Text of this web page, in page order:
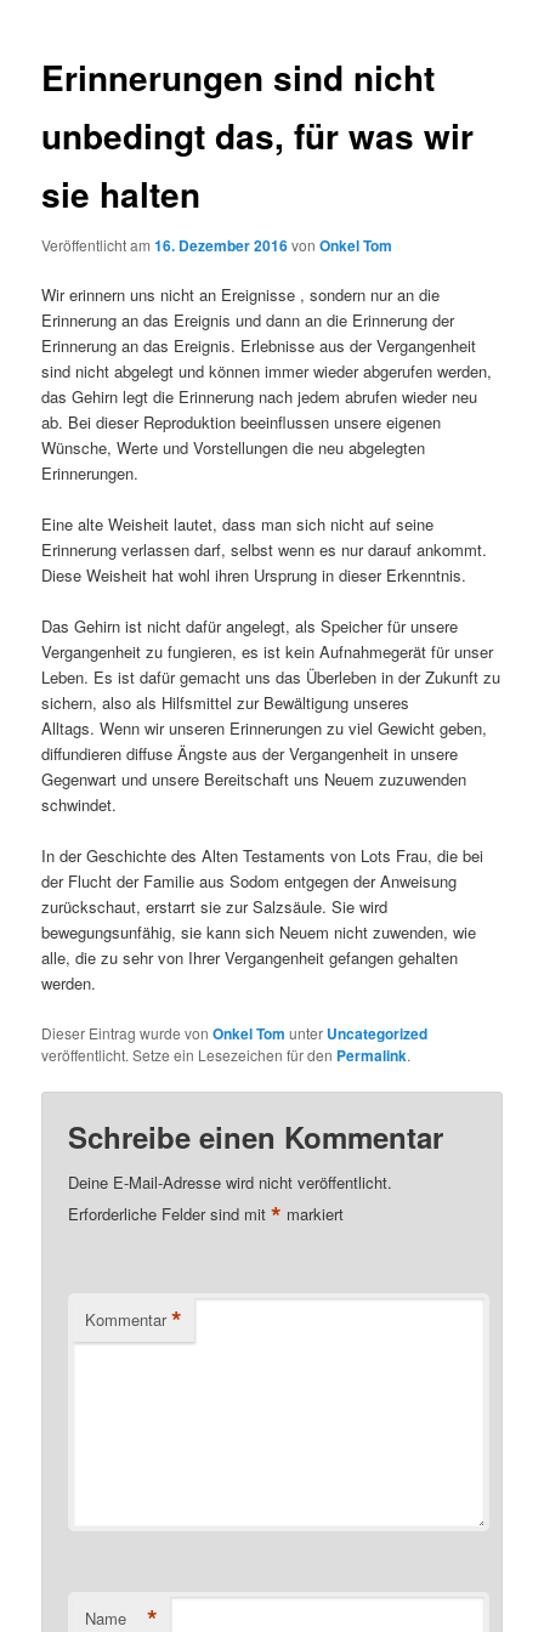
Erinnerungen sind nicht
unbedingt das, für was wir
sie halten
Veröffentlicht am16. Dezember 2016vonOnkel Tom
Wir erinnern uns nicht an Ereignisse , sondern nur an die
Erinnerung an das Ereignis und dann an die Erinnerung der
Erinnerung an das Ereignis. Erlebnisse aus der Vergangenheit
sind nicht abgelegt und können immer wieder abgerufen werden,
das Gehirn legt die Erinnerung nach jedem abrufen wieder neu
ab. Bei dieser Reproduktion beeinflussen unsere eigenen
Wünsche, Werte und Vorstellungen die neu abgelegten
Erinnerungen.
Eine alte Weisheit lautet, dass man sich nicht auf seine
Erinnerung verlassen darf, selbst wenn es nur darauf ankommt.
Diese Weisheit hat wohl ihren Ursprung in dieser Erkenntnis.
Das Gehirn ist nicht dafür angelegt, als Speicher für unsere
Vergangenheit zu fungieren, es ist kein Aufnahmegerät für unser
Leben. Es ist dafür gemacht uns das Überleben in der Zukunft zu
sichern, also als Hilfsmittel zur Bewältigung unseres
Alltags. Wenn wir unseren Erinnerungen zu viel Gewicht geben,
diffundieren diffuse Ängste aus der Vergangenheit in unsere
Gegenwart und unsere Bereitschaft uns Neuem zuzuwenden
schwindet.
In der Geschichte des Alten Testaments von Lots Frau, die bei
der Flucht der Familie aus Sodom entgegen der Anweisung
zurückschaut, erstarrt sie zur Salzsäule. Sie wird
bewegungsunfähig, sie kann sich Neuem nicht zuwenden, wie
alle, die zu sehr von Ihrer Vergangenheit gefangen gehalten
werden.
Dieser Eintrag wurde vonOnkel Tom unter Uncategorized
veröffentlicht. Setze ein Lesezeichen für den Permalink.
Schreibe einen Kommentar
Deine E-Mail-Adresse wird nicht veröffentlicht.
Erforderliche Felder sind mit* markiert
Kommentar *
Name *